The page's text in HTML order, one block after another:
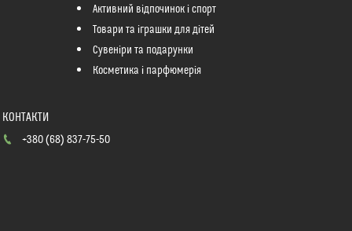
Активний відпочинок і спорт
Товари та іграшки для дітей
Сувеніри та подарунки
Косметика і парфюмерія
+380 (68) 837-75-50